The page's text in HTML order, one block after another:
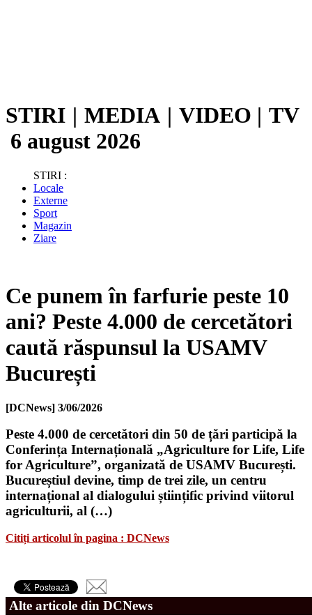
STIRI | MEDIA | VIDEO | TV
6 august 2026
STIRI :
Locale
Externe
Sport
Magazin
Ziare
Ce punem în farfurie peste 10
ani? Peste 4.000 de cercetători
caută răspunsul la USAMV
București
[DCNews] 3/06/2026
Peste 4.000 de cercetători din 50 de țări participă la
Conferința Internațională „Agriculture for Life, Life
for Agriculture”, organizată de USAMV București.
Bucureștiul devine, timp de trei zile, un centru
internațional al dialogului științific privind viitorul
agriculturii, al (…)
Citiți articolul în pagina : DCNews
Alte articole din DCNews